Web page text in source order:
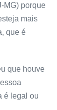
MG) porque
mais
que é
que houve
é legal ou